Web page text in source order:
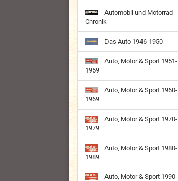
Automobil und Motorrad
Chronik
Das Auto 1946-1950
Auto, Motor & Sport 1951-
1959
Auto, Motor & Sport 1960-
1969
Auto, Motor & Sport 1970-
1979
Auto, Motor & Sport 1980-
1989
Auto, Motor & Sport 1990-